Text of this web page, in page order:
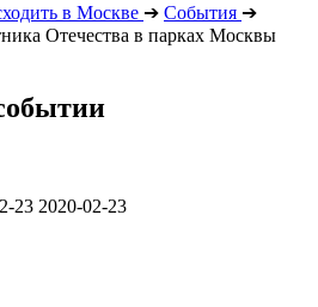
в Москве ➔ События ➔
Отечества в парках Москвы
23 2020-02-23